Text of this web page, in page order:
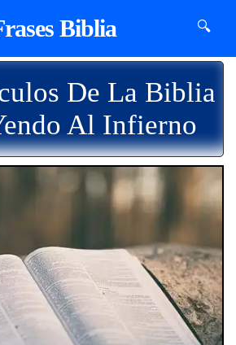
Biblia 🔍
De La Biblia
Al Infierno